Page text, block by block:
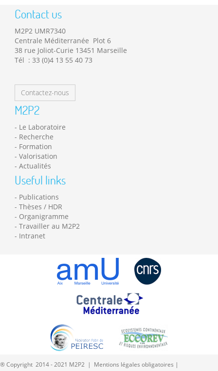
Contact us
M2P2 UMR7340
Centrale Méditerranée Plot 6
38 rue Joliot-Curie 13451 Marseille
Tél : 33 (0)4 13 55 40 73
Contactez-nous
M2P2
Le Laboratoire
Recherche
Formation
Valorisation
Actualités
Useful links
Publications
Thèses / HDR
Organigramme
Travailler au M2P2
Intranet
® Copyright 2014 - 2021 M2P2 | Mentions légales obligatoires |